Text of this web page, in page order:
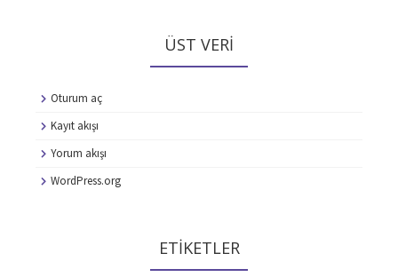
ÜST VERI
Oturum aç
Kayıt akışı
Yorum akışı
WordPress.org
ETIKETLER